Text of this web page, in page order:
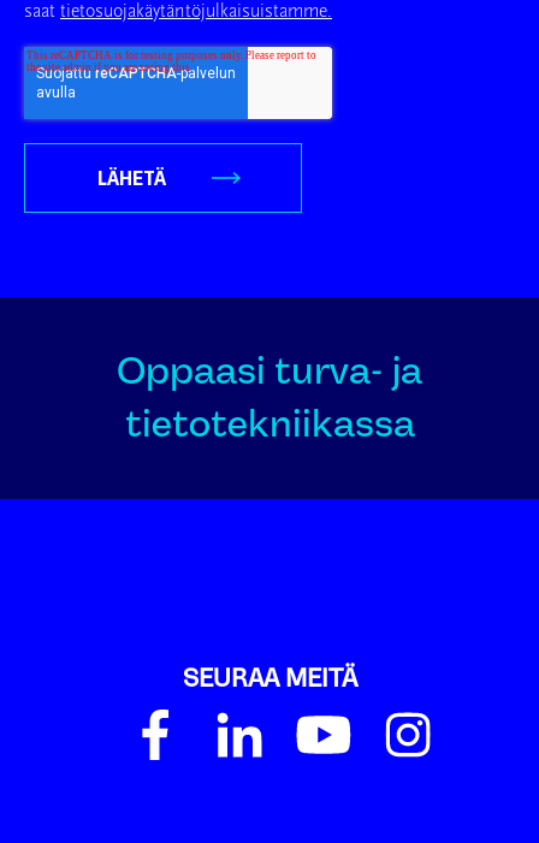
saat tietosuojakäytäntöjulkaisuistamme.
Oppaasi turva- ja
tietotekniikassa
SEURAA MEITÄ